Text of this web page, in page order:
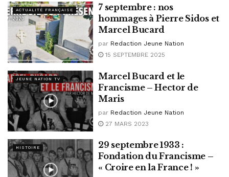
ACTUALITÉ FRANÇAISE
7 septembre : nos
hommages à Pierre Sidos et
Marcel Bucard
par Redaction Jeune Nation
15 SEPTEMBRE 2025
JEUNE NATION TV
Marcel Bucard et le
Francisme – Hector de
Maris
par Redaction Jeune Nation
27 MARS 2023
HISTOIRE
29 septembre 1933 :
Fondation du Francisme –
« Croire en la France ! »